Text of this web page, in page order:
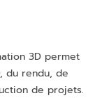
3D permet
du rendu, de
de projets.